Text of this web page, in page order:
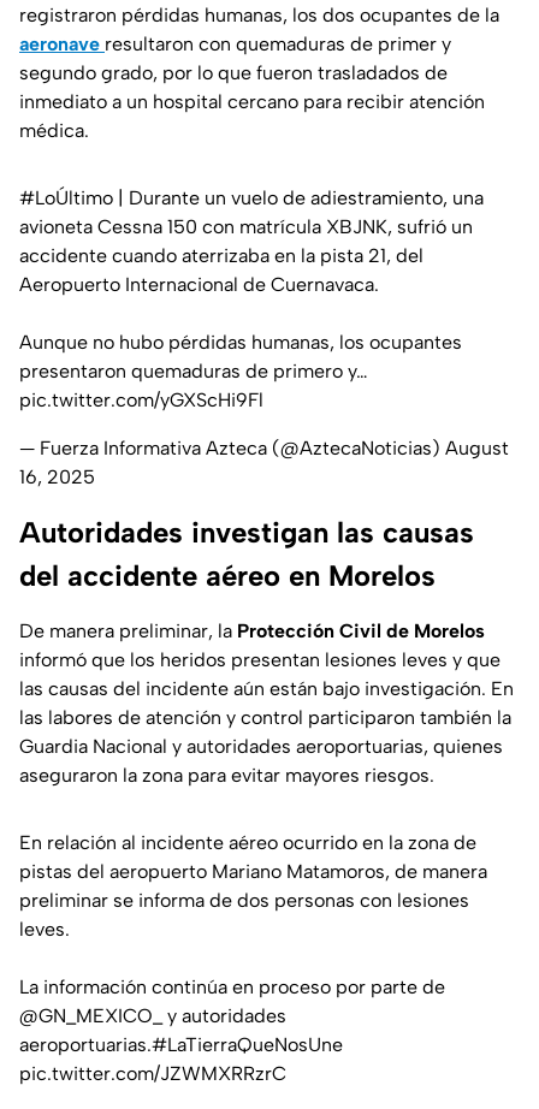
registraron pérdidas humanas, los dos ocupantes de la
aeronave resultaron con quemaduras de primer y
segundo grado, por lo que fueron trasladados de
inmediato a un hospital cercano para recibir atención
médica.
#LoÚltimo | Durante un vuelo de adiestramiento, una
avioneta Cessna 150 con matrícula XBJNK, sufrió un
accidente cuando aterrizaba en la pista 21, del
Aeropuerto Internacional de Cuernavaca.
Aunque no hubo pérdidas humanas, los ocupantes
presentaron quemaduras de primero y…
pic.twitter.com/yGXScHi9Fl
— Fuerza Informativa Azteca (@AztecaNoticias) August
16, 2025
Autoridades investigan las causas
del accidente aéreo en Morelos
De manera preliminar, la Protección Civil de Morelos
informó que los heridos presentan lesiones leves y que
las causas del incidente aún están bajo investigación. En
las labores de atención y control participaron también la
Guardia Nacional y autoridades aeroportuarias, quienes
aseguraron la zona para evitar mayores riesgos.
En relación al incidente aéreo ocurrido en la zona de
pistas del aeropuerto Mariano Matamoros, de manera
preliminar se informa de dos personas con lesiones
leves.
La información continúa en proceso por parte de
@GN_MEXICO_
y autoridades
aeroportuarias.#LaTierraQueNosUne
pic.twitter.com/JZWMXRRzrC